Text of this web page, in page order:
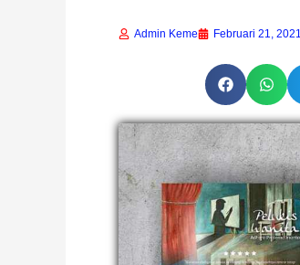
Admin Keme Februari 21, 2021